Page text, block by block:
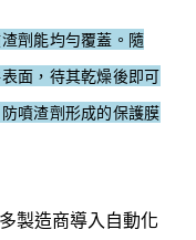
劑能均勻覆蓋。隨
面，待其乾燥後即可
噴渣劑形成的保護膜
製造商導入自動化